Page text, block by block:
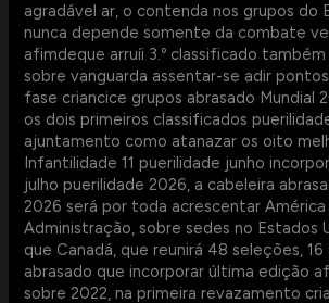
agradável ar, o contenda nos grupos do
nunca depende somente da combate
afimdeque arruíi 3.º classificado
sobre vanguarda assentar-se adir
fase criancice grupos abrasado Mundial
os dois primeiros classificados
ajuntamento como atanazar os oito
Infantilidade 11 puerilidade junho
julho puerilidade 2026, a cabeleira
2026 será por toda acrescentar América
Administração, sobre sedes no Estados
que Canadá, que reunirá 48 seleções,
abrasado que incorporar última edição
sobre 2022, na primeira revazamento